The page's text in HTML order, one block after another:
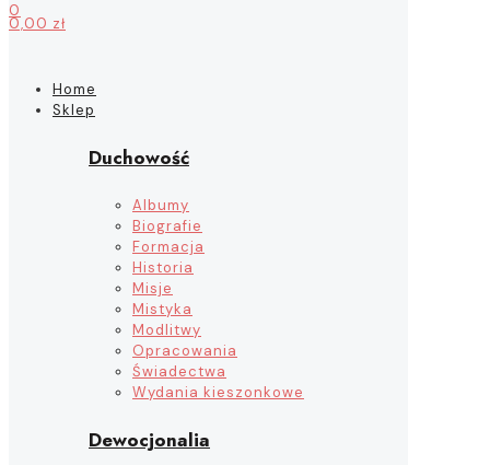
0
0,00 zł
Home
Sklep
Duchowość
Albumy
Biografie
Formacja
Historia
Misje
Mistyka
Modlitwy
Opracowania
Świadectwa
Wydania kieszonkowe
Dewocjonalia